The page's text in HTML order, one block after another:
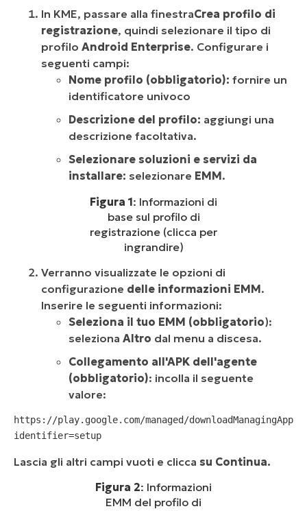
In KME, passare alla finestraCrea profilo di
registrazione, quindi selezionare il tipo di
profilo Android Enterprise. Configurare i
seguenti campi:
Nome profilo (obbligatorio): fornire un
identificatore univoco
Descrizione del profilo: aggiungi una
descrizione facoltativa.
Selezionare soluzioni e servizi da
installare: selezionare EMM.
Figura 1: Informazioni di
base sul profilo di
registrazione (clicca per
ingrandire)
Verranno visualizzate le opzioni di
configurazione delle informazioni EMM.
Inserire le seguenti informazioni:
Seleziona il tuo EMM (obbligatorio):
seleziona Altro dal menu a discesa.
Collegamento all'APK dell'agente
(obbligatorio): incolla il seguente
valore:
https://play.google.com/managed/downloadManagingApp?
identifier=setup
Lascia gli altri campi vuoti e clicca su Continua.
Figura 2: Informazioni
EMM del profilo di